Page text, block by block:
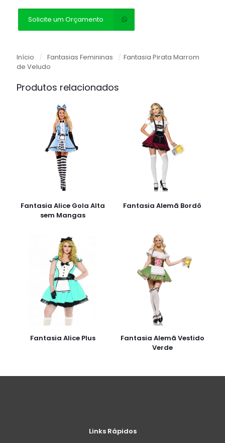
Solicite um Orçamento
Início / Fantasias Femininas / Fantasia Pirata Marrom
de Veludo
Produtos relacionados
Fantasia Alice Gola Alta
sem Mangas
Fantasia Alemã Bordô
Fantasia Alice Plus
Fantasia Alemã Vestido
Verde
Links Rápidos